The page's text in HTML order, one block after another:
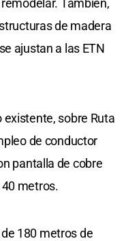
de madera
ajustan a las ETN
existente, sobre Ruta
de conductor
pantalla de cobre
metros.
180 metros de